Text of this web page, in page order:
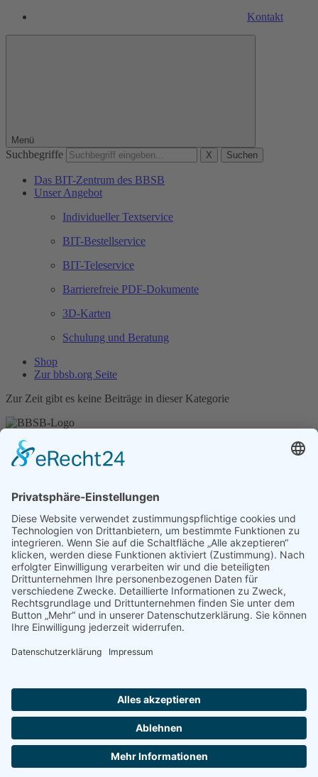
Kontakt
Menü
Suchbegriffe X Suchen
Das BIT-Zentrum des BBSB
Unser Angebot
Individueller Textservice
BIT-Bestellservice
BIT-Teleservice
Barrierefreie PDF-Dokumente
3D-Karten
Schulung und Beratung
Shop
Zur bbsb.org Seite
Zur Zeit gibt es keine Beiträge in dieser Kategorie
Unser Angebot
Shop
Datenschutz
Kontakt
Transparenzerklärung
BBSB-Inform: täglich aktualisierte Infos
für sehbehinderte und blinde Menschen
Anmeldung Newsletter BBSB-Inform
Unser Newsletter für Unterstützer